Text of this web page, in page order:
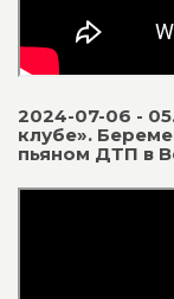
2024-07-06 -
клубе».
пьяном ДТП в